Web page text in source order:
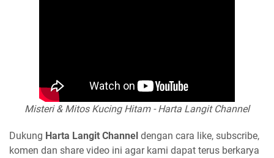
Misteri & Mitos Kucing Hitam - Harta Langit Channel
Dukung Harta Langit Channel dengan cara like, subscribe,
komen dan share video ini agar kami dapat terus berkarya